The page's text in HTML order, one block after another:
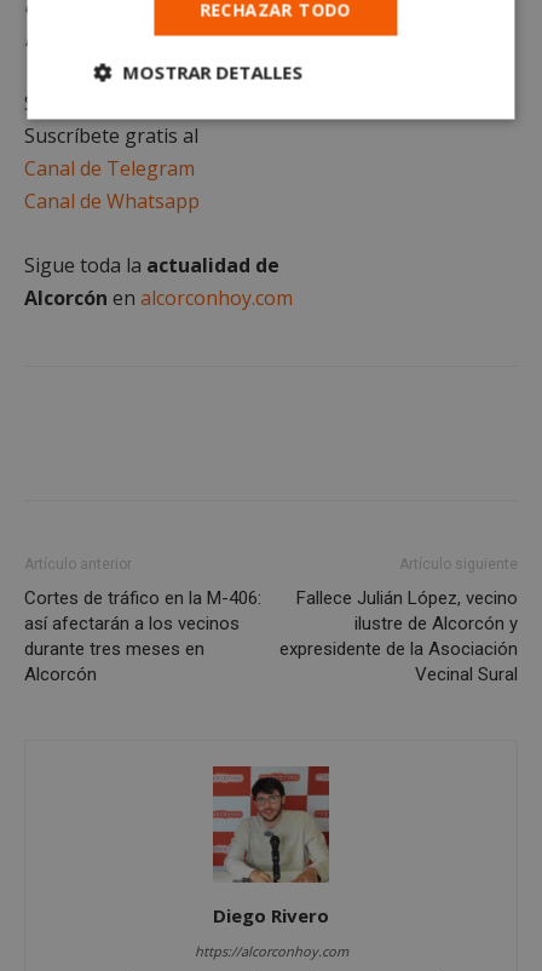
distribución sin previo consentimiento del texto o
las imágenes propias de este artículo.
Sigue al minuto
Suscríbete gratis al
Canal de Telegram
Canal de Whatsapp
Sigue toda la actualidad de
Alcorcón en alcorconhoy.com
Artículo anterior
Cortes de tráfico en la M-406:
así afectarán a los vecinos
durante tres meses en
Alcorcón
Artículo siguiente
Fallece Julián López, vecino
ilustre de Alcorcón y
expresidente de la Asociación
Vecinal Sural
Diego Rivero
https://alcorconhoy.com
RECHAZAR TODO
MOSTRAR DETALLES
Cookies
estrictamente
necesarias
Cookies de
Cookies de
preferencias
Cookies de preferencias
Cookies de funcionalidad
El sitio web no se puede utilizar correctamente sin
las cookies estrictamente necesarias.
Proveedor
Dominio
PHP.net